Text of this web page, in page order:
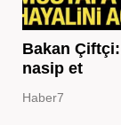
Bakan
nasip et
Haber7